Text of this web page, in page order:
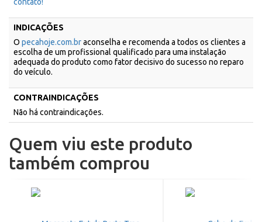
INDICAÇÕES
O pecahoje.com.braconselha e recomenda a todos os clientes a
escolha de um profissional qualificado para uma instalação
adequada do produto como fator decisivo do sucesso no reparo
do veículo.
CONTRAINDICAÇÕES
Não há contraindicações.
Quem viu este produto
também comprou